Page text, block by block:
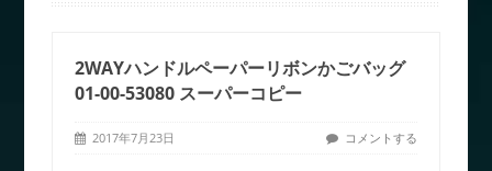
2WAYハンドルペーパーリボンかごバッグ
01-00-53080 スーパーコピー
2017年7月23日 コメントする